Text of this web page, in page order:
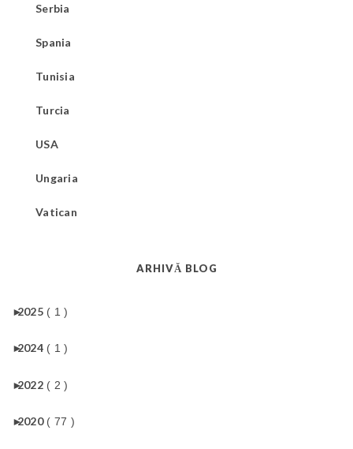
Serbia
Spania
Tunisia
Turcia
USA
Ungaria
Vatican
ARHIVĂ BLOG
►
2025 ( 1 )
►
2024 ( 1 )
►
2022 ( 2 )
►
2020 ( 77 )